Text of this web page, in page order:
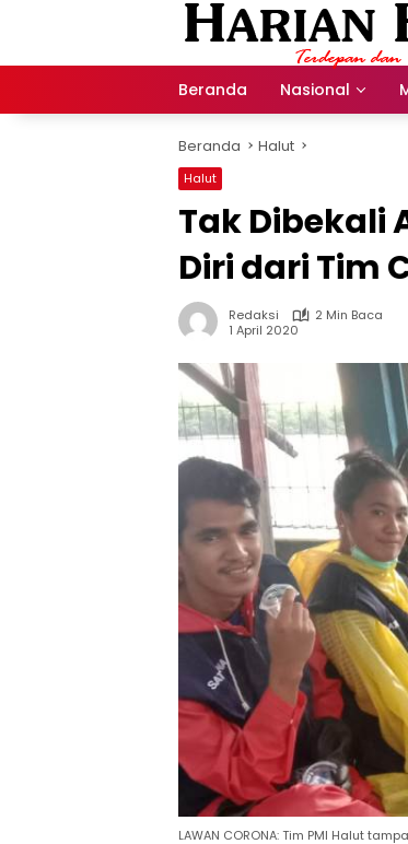
Beranda Nasional
Beranda Halut
Halut
Tak Dibekali
Diri dari Tim
Redaksi
2 Min Baca
1 April 2020
LAWAN CORONA: Tim PMI Halut